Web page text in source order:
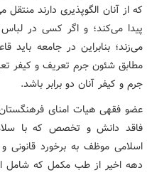
که از آنان الگوپذیری دارند
پیدا می‌کند؛ و اگر کسی در
می‌زند؛ بنابراین در جامعه باید
مطابق شئون جرم تعریف و کیفر
جرم و کیفر آنان دو برابر باشد.
عضو فقهی هیات امنای
فاقد دانش و تخصص که با
اسلامی موظف به برخورد قانونی
دهه اخیر از طب مکمل که شامل